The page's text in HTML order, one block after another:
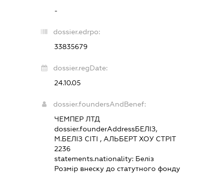
-
dossier.edrpo:
33835679
dossier.regDate:
24.10.05
dossier.foundersAndBenef:
ЧЕМПЕР ЛТД
dossier.founderAddressБЕЛІЗ,
М.БЕЛІЗ СІТІ , АЛЬБЕРТ ХОУ СТРІТ
2236
statements.nationality: Беліз
Розмір внеску до статутного фонду